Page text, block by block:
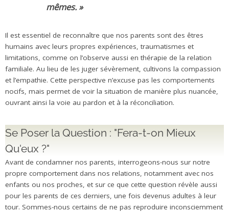
mêmes. »
Il est essentiel de reconnaître que nos parents sont des êtres
humains avec leurs propres expériences, traumatismes et
limitations, comme on l’observe aussi en thérapie de la relation
familiale. Au lieu de les juger sévèrement, cultivons la compassion
et l’empathie. Cette perspective n’excuse pas les comportements
nocifs, mais permet de voir la situation de manière plus nuancée,
ouvrant ainsi la voie au pardon et à la réconciliation.
Se Poser la Question : "Fera-t-on Mieux
Qu'eux ?"
Avant de condamner nos parents, interrogeons-nous sur notre
propre comportement dans nos relations, notamment avec nos
enfants ou nos proches, et sur ce que cette question révèle aussi
pour les parents de ces derniers, une fois devenus adultes à leur
tour. Sommes-nous certains de ne pas reproduire inconsciemment